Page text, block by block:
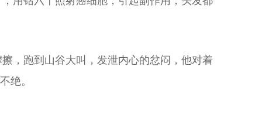
，跑到山谷大叫，发泄内心的忿闷，他对着
绝。